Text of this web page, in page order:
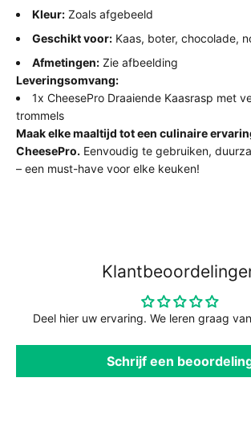
Kleur: Zoals afgebeeld
Geschikt voor: Kaas, boter, chocolade,
Afmetingen: Zie afbeelding
Leveringsomvang:
1x CheesePro Draaiende Kaasrasp met
trommels
Maak elke maaltijd tot een culinaire
CheesePro. Eenvoudig te gebruiken,
– een must-have voor elke keuken!
Deel hier uw ervaring. We leren graag
Schrijf een